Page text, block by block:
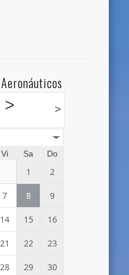
> >
Vi Sa Do
1 2
7 8 9
14 15 16
21 22 23
28 29 30